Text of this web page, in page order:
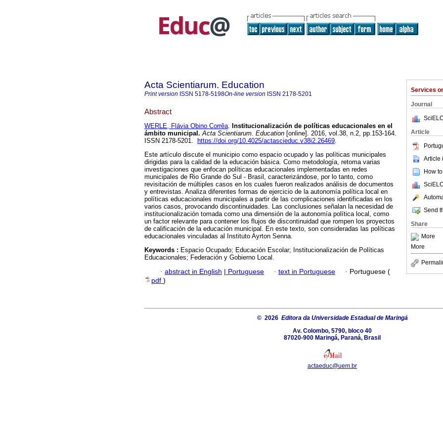
Services
Journal
Article
Article
How
Send
Share
More
More
Acta Scientiarum. Education
Print version ISSN 5178-5198On-line version ISSN 2178-5201
Abstract
WERLE, Flávia Obino Corrêa. Institucionalización de políticas educacionales en el
ámbito municipal. Acta Scientiarum. Education [online]. 2016, vol.38, n.2, pp.153-164.
ISSN 2178-5201.
https://doi.org/10.4025/actascieduc.v38i2.26469.
Este artículo discute el municipio como espacio ocupado y las políticas municipales
dirigidas para la calidad de la educación básica. Como metodología, retoma varias
investigaciones que enfocan políticas educacionales implementadas en redes
municipales de Rio Grande do Sul - Brasil, caracterizándose, por lo tanto, como
revisitación de múltiples casos en los cuales fueron realizados análisis de documentos
y entrevistas. Analiza diferentes formas de ejercicio de la autonomía política local en
políticas educacionales municipales a partir de las complicaciones identificadas en los
varios casos, provocando discontinuidades. Las conclusiones señalan la necesidad de
institucionalización tomada como una dimensión de la autonomía política local, como
un factor relevante para contener los flujos de discontinuidad que rompen los proyectos
de calificación de la educación municipal. En este texto, son consideradas las políticas
educacionales vinculadas al Instituto Ayrton Senna.
Keywords : Espacio Ocupado; Educación Escolar; Institucionalización de Políticas
Educacionales; Federación y Gobierno Local.
· abstract in English | Portuguese · text in Portuguese · Portuguese (
pdf )
© 2026 Editora da Universidade Estadual de Maringá
Av. Colombo, 5790, bloco 40
87020-900 Maringá, Paraná, Brasil
actaeduc@uem.br